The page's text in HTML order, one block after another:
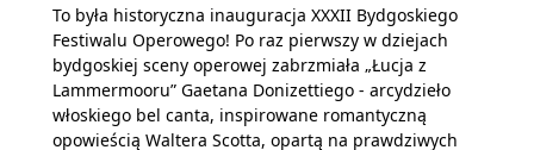
To była historyczna inauguracja XXXII Bydgoskiego
Festiwalu Operowego! Po raz pierwszy w dziejach
bydgoskiej sceny operowej zabrzmiała „Łucja z
Lammermooru” Gaetana Donizettiego - arcydzieło
włoskiego bel canta, inspirowane romantyczną
opowieścią Waltera Scotta, opartą na prawdziwych